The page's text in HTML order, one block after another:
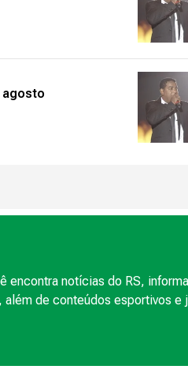
agosto
encontra notícias do RS,
além de conteúdos esportivos e